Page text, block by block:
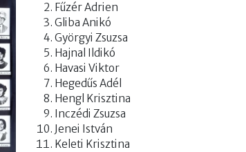
Fűzér Adrien
Gliba Anikó
Györgyi Zsuzsa
Hajnal Ildikó
Havasi Viktor
Hegedűs Adél
Hengl Krisztina
Inczédi Zsuzsa
Jenei István
Keleti Krisztina